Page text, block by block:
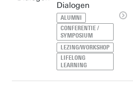
Dialogen
ALUMNI
CONFERENTIE /
SYMPOSIUM
LEZING/WORKSHOP
LIFELONG
LEARNING